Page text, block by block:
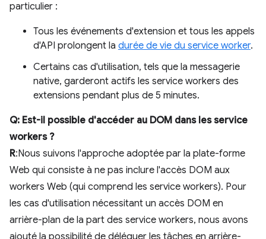
particulier :
Tous les événements d'extension et tous les appels
d'API prolongent la durée de vie du service worker.
Certains cas d'utilisation, tels que la messagerie
native, garderont actifs les service workers des
extensions pendant plus de 5 minutes.
Q: Est-il possible d'accéder au DOM dans les service
workers ?
R:Nous suivons l'approche adoptée par la plate-forme
Web qui consiste à ne pas inclure l'accès DOM aux
workers Web (qui comprend les service workers). Pour
les cas d'utilisation nécessitant un accès DOM en
arrière-plan de la part des service workers, nous avons
ajouté la possibilité de déléguer les tâches en arrière-